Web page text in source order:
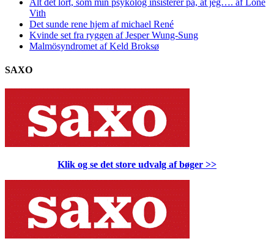
Vith
Det sunde rene hjem af michael René
Kvinde set fra ryggen af Jesper Wung-Sung
Malmösyndromet af Keld Broksø
SAXO
Klik og se det store udvalg af bøger >>